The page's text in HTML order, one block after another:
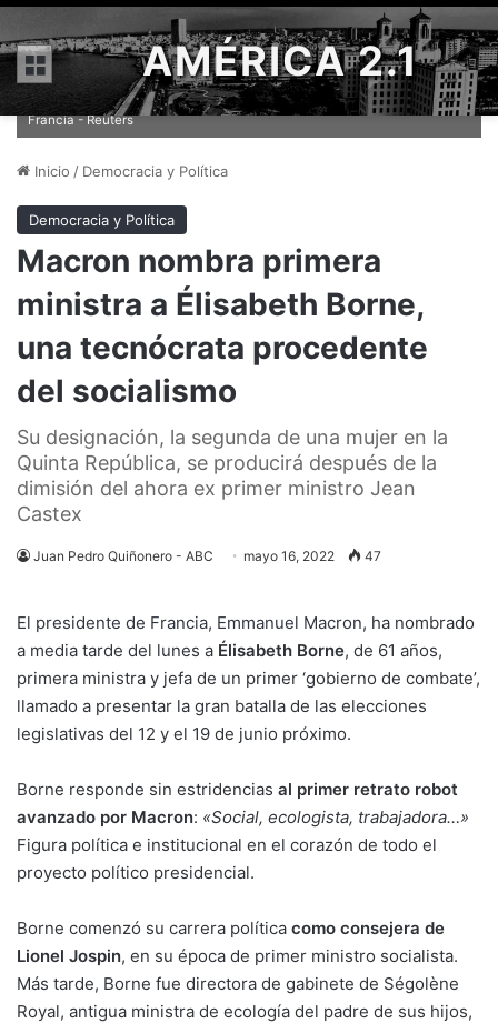
Menú AMÉRICA 2.1
Élisabeth Borne ha sido elegida este lunes nueva primera ministra de
Francia - Reuters
Inicio / Democracia y Política
Democracia y Política
Macron nombra primera
ministra a Élisabeth Borne,
una tecnócrata procedente
del socialismo
Su designación, la segunda de una mujer en la
Quinta República, se producirá después de la
dimisión del ahora ex primer ministro Jean
Castex
Juan Pedro Quiñonero - ABC mayo 16, 2022 47
El presidente de Francia, Emmanuel Macron, ha nombrado
a media tarde del lunes a Élisabeth Borne, de 61 años,
primera ministra y jefa de un primer ‘gobierno de combate’,
llamado a presentar la gran batalla de las elecciones
legislativas del 12 y el 19 de junio próximo.
Borne responde sin estridencias al primer retrato robot
avanzado por Macron: «Social, ecologista, trabajadora…»
Figura política e institucional en el corazón de todo el
proyecto político presidencial.
Borne comenzó su carrera política como consejera de
Lionel Jospin, en su época de primer ministro socialista.
Más tarde, Borne fue directora de gabinete de Ségolène
Royal, antigua ministra de ecología del padre de sus hijos,